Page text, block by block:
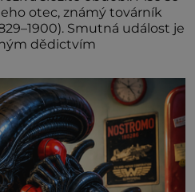
otec, známý továrník
Smutná událost je
dědictvím